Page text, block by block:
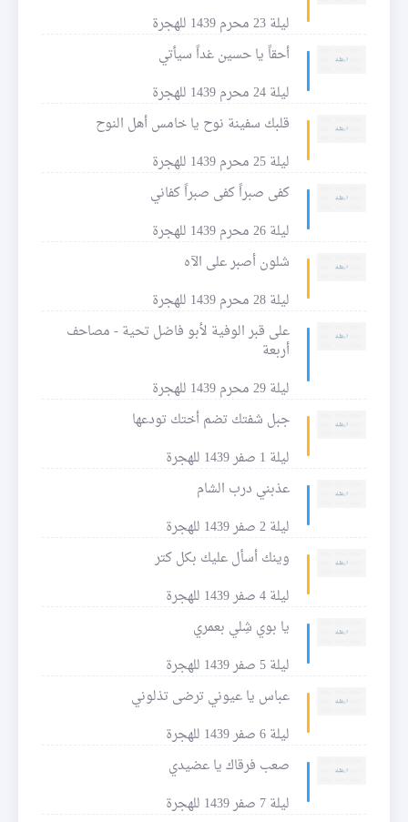
ليلة 23 محرم 1439 للهجرة
أحقاً يا حسين غداً سيأتي
ليلة 24 محرم 1439 للهجرة
قلبك سفينة نوح يا خامس أهل النوح
ليلة 25 محرم 1439 للهجرة
كفى صبراً كفى صبراً كفاني
ليلة 26 محرم 1439 للهجرة
شلون أصبر على الآه
ليلة 28 محرم 1439 للهجرة
على قبر الوفية لأبو فاضل تحية - مصاحف
أربعة
ليلة 29 محرم 1439 للهجرة
جبل شفتك تضم أختك تودعها
ليلة 1 صفر 1439 للهجرة
عذبني درب الشام
ليلة 2 صفر 1439 للهجرة
وينك أسأل عليك بكل كتر
ليلة 4 صفر 1439 للهجرة
يا بوي شِلي بعمري
ليلة 5 صفر 1439 للهجرة
عباس يا عيوني ترضى تذلوني
ليلة 6 صفر 1439 للهجرة
صعب فرقاك يا عضيدي
ليلة 7 صفر 1439 للهجرة